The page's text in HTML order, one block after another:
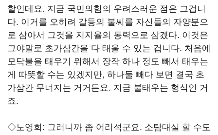
할인데요. 지금 국민의힘의 우려스러운 점은 그겁니
다. 이거를 오히려 갈등의 불씨를 자신들의 자양분으
로 삼아서 그것을 지지율의 동력으로 삼겠다. 이것은
그야말로 초가삼간을 다 태울 수 있는 겁니다. 처음에
모닥불을 태우기 위해서 장작 하나 정도 빼서 태우는
게 따뜻할 수는 있겠지만, 하나둘 빼다 보면 결국 초
가삼간 무너지는 거거든요. 지금 불태우는 형식인 거
죠.
◇노영희: 그러니까 좀 어리석군요. 소탐대실 할 수도